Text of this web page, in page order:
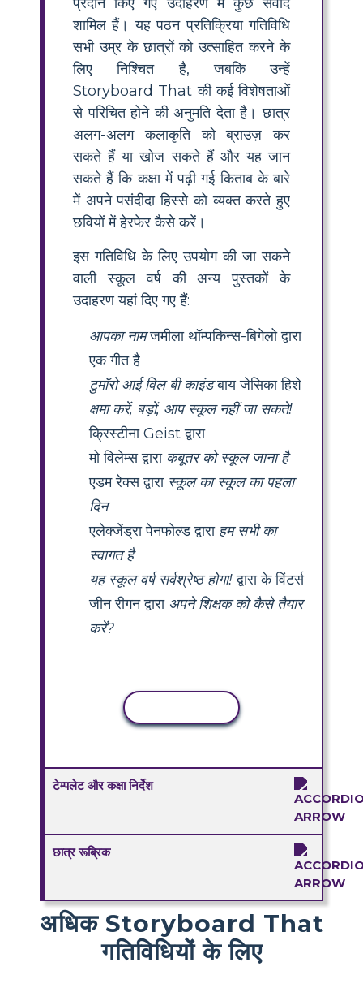
शामिल हैं। यह पठन प्रतिक्रिया गतिविधि
सभी उम्र के छात्रों को उत्साहित करने के
लिए निश्चित है, जबकि उन्हें
Storyboard That की कई विशेषताओं
से परिचित होने की अनुमति देता है। छात्र
अलग-अलग कलाकृति को ब्राउज़ कर
सकते हैं या खोज सकते हैं और यह जान
सकते हैं कि कक्षा में पढ़ी गई किताब के बारे
में अपने पसंदीदा हिस्से को व्यक्त करते हुए
छवियों में हेरफेर कैसे करें।
इस गतिविधि के लिए उपयोग की जा सकने
वाली स्कूल वर्ष की अन्य पुस्तकों के
उदाहरण यहां दिए गए हैं:
आपका नामजमीला थॉम्पकिन्स-बिगेलो द्वारा
एक गीत है
टुमॉरो आई विल बी काइंडबाय जेसिका हिशे
क्षमा करें, बड़ों, आप स्कूल नहीं जा सकते!
क्रिस्टीना Geist द्वारा
मो विलेम्स द्वारा कबूतर को स्कूल जाना है
एडम रेक्स द्वारा स्कूल का स्कूल का पहला
दिन
एलेक्जेंड्रा पेनफोल्ड द्वारा हम सभी का
स्वागत है
यह स्कूल वर्ष सर्वश्रेष्ठ होगा!द्वारा के विंटर्स
जीन रीगन द्वारा अपने शिक्षक को कैसे तैयार
करें?
टेम्पलेट और कक्षा निर्देश
छात्र रूब्रिक
अधिक Storyboard That
गतिविधियों के लिए